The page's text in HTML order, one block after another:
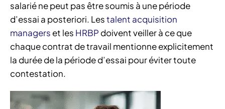
salarié ne peut pas être soumis à une période
d’essai a posteriori. Lestalent acquisition
managers et les HRBP doivent veiller à ce que
chaque contrat de travail mentionne explicitement
la durée de la période d’essai pour éviter toute
contestation.